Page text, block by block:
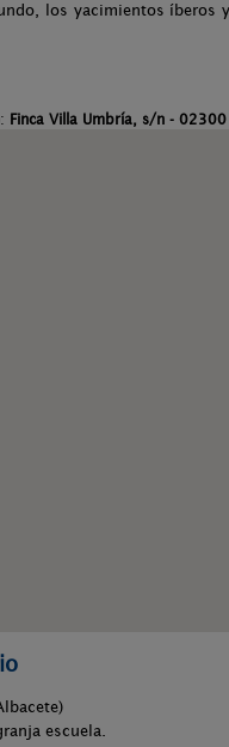
los yacimientos íberos
Finca Villa Umbría, s/n -
escuela.